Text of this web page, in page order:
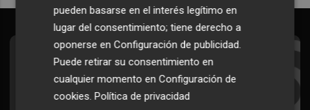
Suscríbete al Boletín
Todos los días a primera hora en tu email
pueden basarse en el interés legítimo en
lugar del consentimiento; tiene derecho a
oponerse enConfiguración de publicidad.
Puede retirar su consentimiento en
cualquier momento enConfiguración de
cookies.Política de privacidad